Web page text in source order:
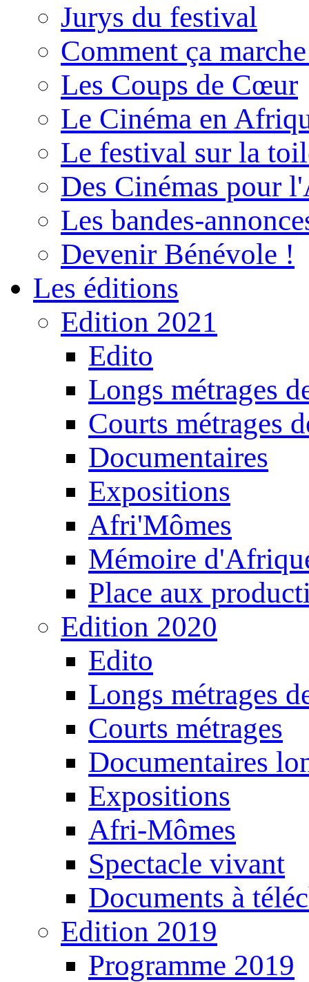
Jurys du festival
Comment ça
Les Coups de Cœur
Le Cinéma en
Le festival sur la
Des Cinémas pour
Les bandes-
Devenir Bénévole !
Les éditions
Edition 2021
Edito
Longs métrages
Courts métrages
Documentaires
Expositions
Afri'Mômes
Mémoire
Place aux
Edition 2020
Edito
Longs métrages
Courts métrages
Documentaires
Expositions
Afri-Mômes
Spectacle vivant
Documents à
Edition 2019
Programme 2019